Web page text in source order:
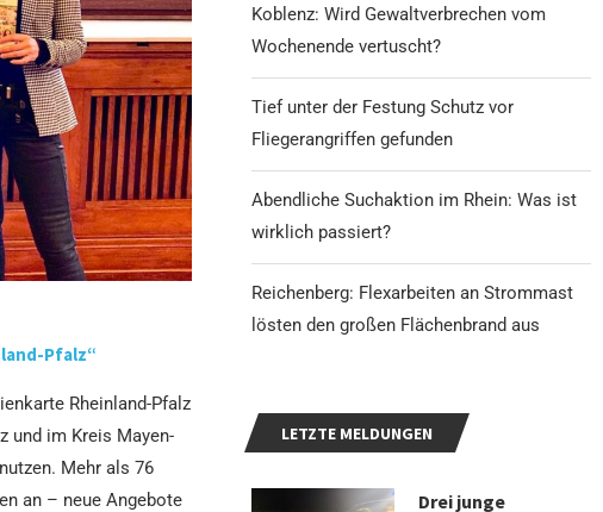
Pfalz“
Rheinland-Pfalz
und im Kreis Mayen-
Mehr als 76
an – neue Angebote
Koblenz: Wird Gewaltverbrechen vom
Wochenende vertuscht?
Tief unter der Festung Schutz vor
Fliegerangriffen gefunden
Abendliche Suchaktion im Rhein: Was ist
wirklich passiert?
Reichenberg: Flexarbeiten an Strommast
lösten den großen Flächenbrand aus
LETZTE MELDUNGEN
Drei junge